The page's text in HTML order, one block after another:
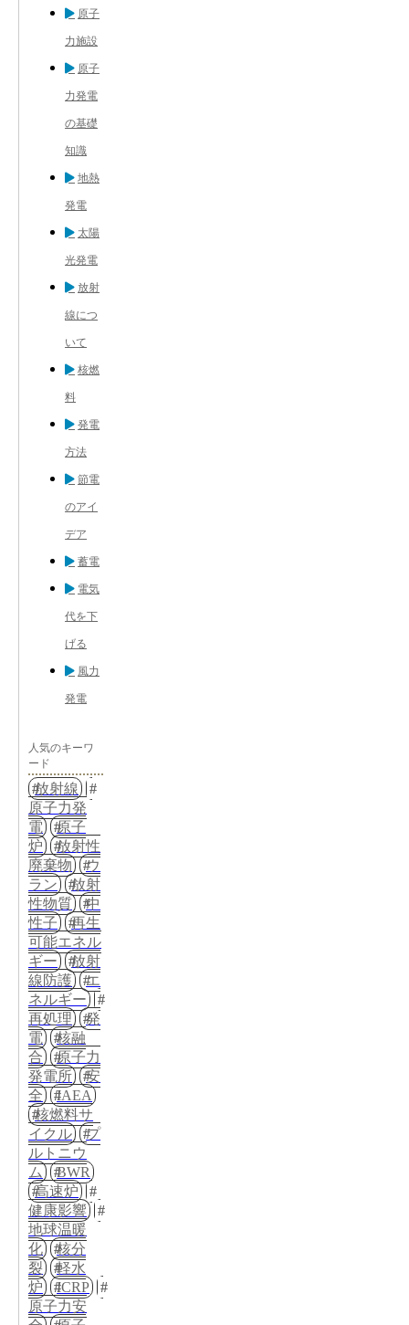
原子
力施設
原子
力発電
の基礎
知識
地熱
発電
太陽
光発電
放射
線につ
いて
核燃
料
発電
方法
節電
のアイ
デア
蓄電
電気
代を下
げる
風力
発電
人気のキーワ
ード
放射線
原子力発
電
原子
炉
放射性
廃棄物
ウ
ラン
放射
性物質
中
性子
再生
可能エネル
ギー
放射
線防護
エ
ネルギー
再処理
発
電
核融
合
原子力
発電所
安
全
IAEA
核燃料サ
イクル
プ
ルトニウ
ム
BWR
高速炉
健康影響
地球温暖
化
核分
裂
軽水
炉
ICRP
原子力安